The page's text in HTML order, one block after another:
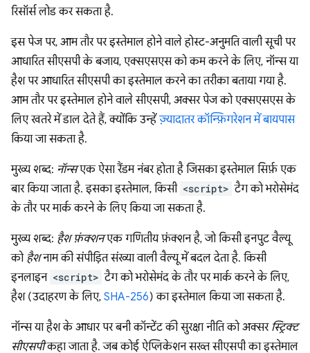
रिसॉर्स लोड कर सकता है.
इस पेज पर, आम तौर पर इस्तेमाल होने वाले होस्ट-अनुमति वाली सूची पर
आधारित सीएसपी के बजाय, एक्सएसएस को कम करने के लिए, नॉन्स या
हैश पर आधारित सीएसपी का इस्तेमाल करने का तरीका बताया गया है.
आम तौर पर इस्तेमाल होने वाले सीएसपी, अक्सर पेज को एक्सएसएस के
लिए खतरे में डाल देते हैं, क्योंकि उन्हें ज़्यादातर कॉन्फ़िगरेशन में बायपास
किया जा सकता है.
मुख्य शब्द: नॉन्सएक ऐसा रैंडम नंबर होता है जिसका इस्तेमाल सिर्फ़ एक
बार किया जाता है. इसका इस्तेमाल, किसी <script> टैग को भरोसेमंद
के तौर पर मार्क करने के लिए किया जा सकता है.
मुख्य शब्द: हैश फ़ंक्शनएक गणितीय फ़ंक्शन है, जो किसी इनपुट वैल्यू
को हैशनाम की संपीड़ित संख्या वाली वैल्यू में बदल देता है. किसी
इनलाइन <script> टैग को भरोसेमंद के तौर पर मार्क करने के लिए,
हैश (उदाहरण के लिए, SHA-256) का इस्तेमाल किया जा सकता है.
नॉन्स या हैश के आधार पर बनी कॉन्टेंट की सुरक्षा नीति को अक्सर स्ट्रिक्ट
सीएसपीकहा जाता है. जब कोई ऐप्लिकेशन सख्त सीएसपी का इस्तेमाल